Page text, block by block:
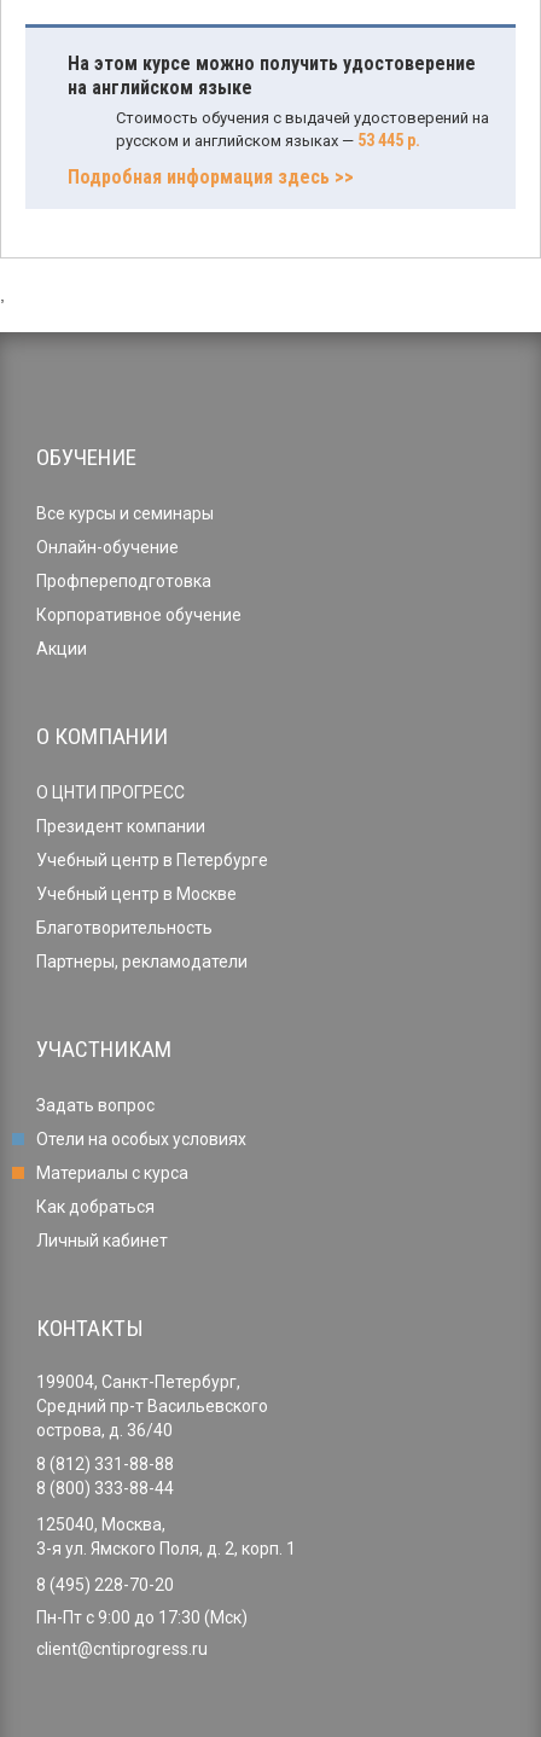
На этом курсе можно получить удостоверение
на английском языке
Стоимость обучения с выдачей удостоверений на
русском и английском языках — 53 445 р.
Подробная информация здесь >>
ОБУЧЕНИЕ
Все курсы и семинары
Онлайн-обучение
Профпереподготовка
Корпоративное обучение
Акции
О КОМПАНИИ
О ЦНТИ ПРОГРЕСС
Президент компании
Учебный центр в Петербурге
Учебный центр в Москве
Благотворительность
Партнеры, рекламодатели
УЧАСТНИКАМ
Задать вопрос
Отели на особых условиях
Материалы с курса
Как добраться
Личный кабинет
КОНТАКТЫ
199004, Санкт-Петербург,
Средний пр-т Васильевского
острова, д. 36/40
8 (812) 331-88-88
8 (800) 333-88-44
125040, Москва,
3-я ул. Ямского Поля, д. 2, корп. 1
8 (495) 228-70-20
Пн-Пт с 9:00 до 17:30 (Мск)
client@cntiprogress.ru